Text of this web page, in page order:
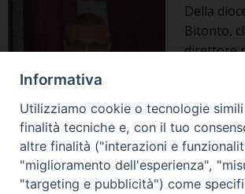
Della
Bitonto,
direttore
Succede a
Perego,
2009.
Informativa
Utilizziamo cookie o tecnologie
finalità tecniche e, con il tuo
altre finalità ("interazioni e
"miglioramento dell'esperienza",
"targeting e pubblicità") come